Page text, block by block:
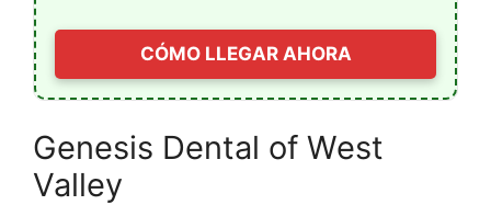
CÓMO LLEGAR AHORA
Genesis Dental of West
Valley